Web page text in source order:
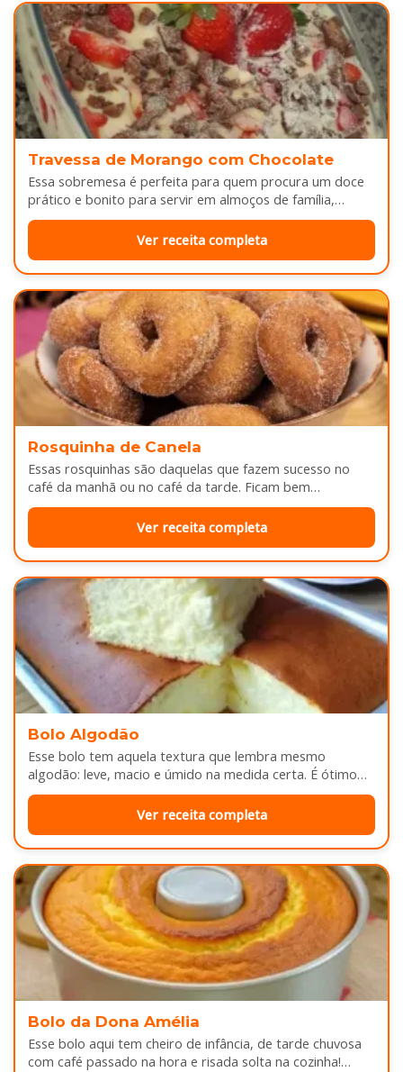
Travessa de Morango com Chocolate
Essa sobremesa é perfeita para quem procura um doce
prático e bonito para servir em almoços de família,
aniversários ou…
Ver receita completa
Rosquinha de Canela
Essas rosquinhas são daquelas que fazem sucesso no
café da manhã ou no café da tarde. Ficam bem
douradinhas por…
Ver receita completa
Bolo Algodão
Esse bolo tem aquela textura que lembra mesmo
algodão: leve, macio e úmido na medida certa. É ótimo
pra servir…
Ver receita completa
Bolo da Dona Amélia
Esse bolo aqui tem cheiro de infância, de tarde chuvosa
com café passado na hora e risada solta na cozinha!…